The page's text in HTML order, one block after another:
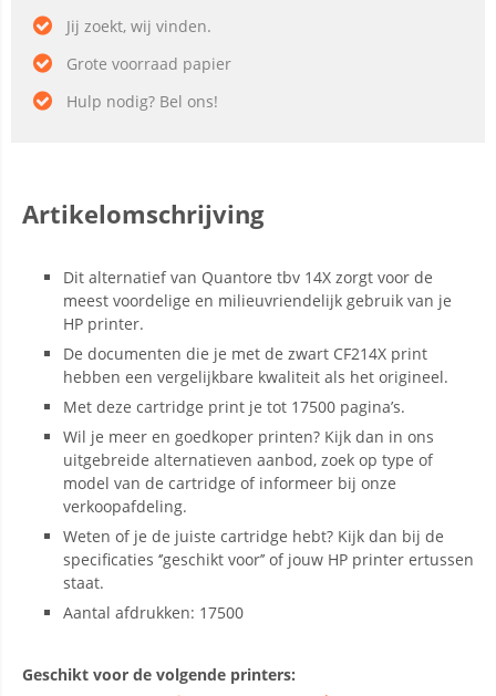
Jij zoekt, wij vinden.
Grote voorraad papier
Hulp nodig? Bel ons!
Artikelomschrijving
Dit alternatief van Quantore tbv 14X zorgt voor de
meest voordelige en milieuvriendelijk gebruik van je
HP printer.
De documenten die je met de zwart CF214X print
hebben een vergelijkbare kwaliteit als het origineel.
Met deze cartridge print je tot 17500 pagina’s.
Wil je meer en goedkoper printen? Kijk dan in ons
uitgebreide alternatieven aanbod, zoek op type of
model van de cartridge of informeer bij onze
verkoopafdeling.
Weten of je de juiste cartridge hebt? Kijk dan bij de
specificaties ‘’geschikt voor’’ of jouw HP printer ertussen
staat.
Aantal afdrukken: 17500
Geschikt voor de volgende printers: